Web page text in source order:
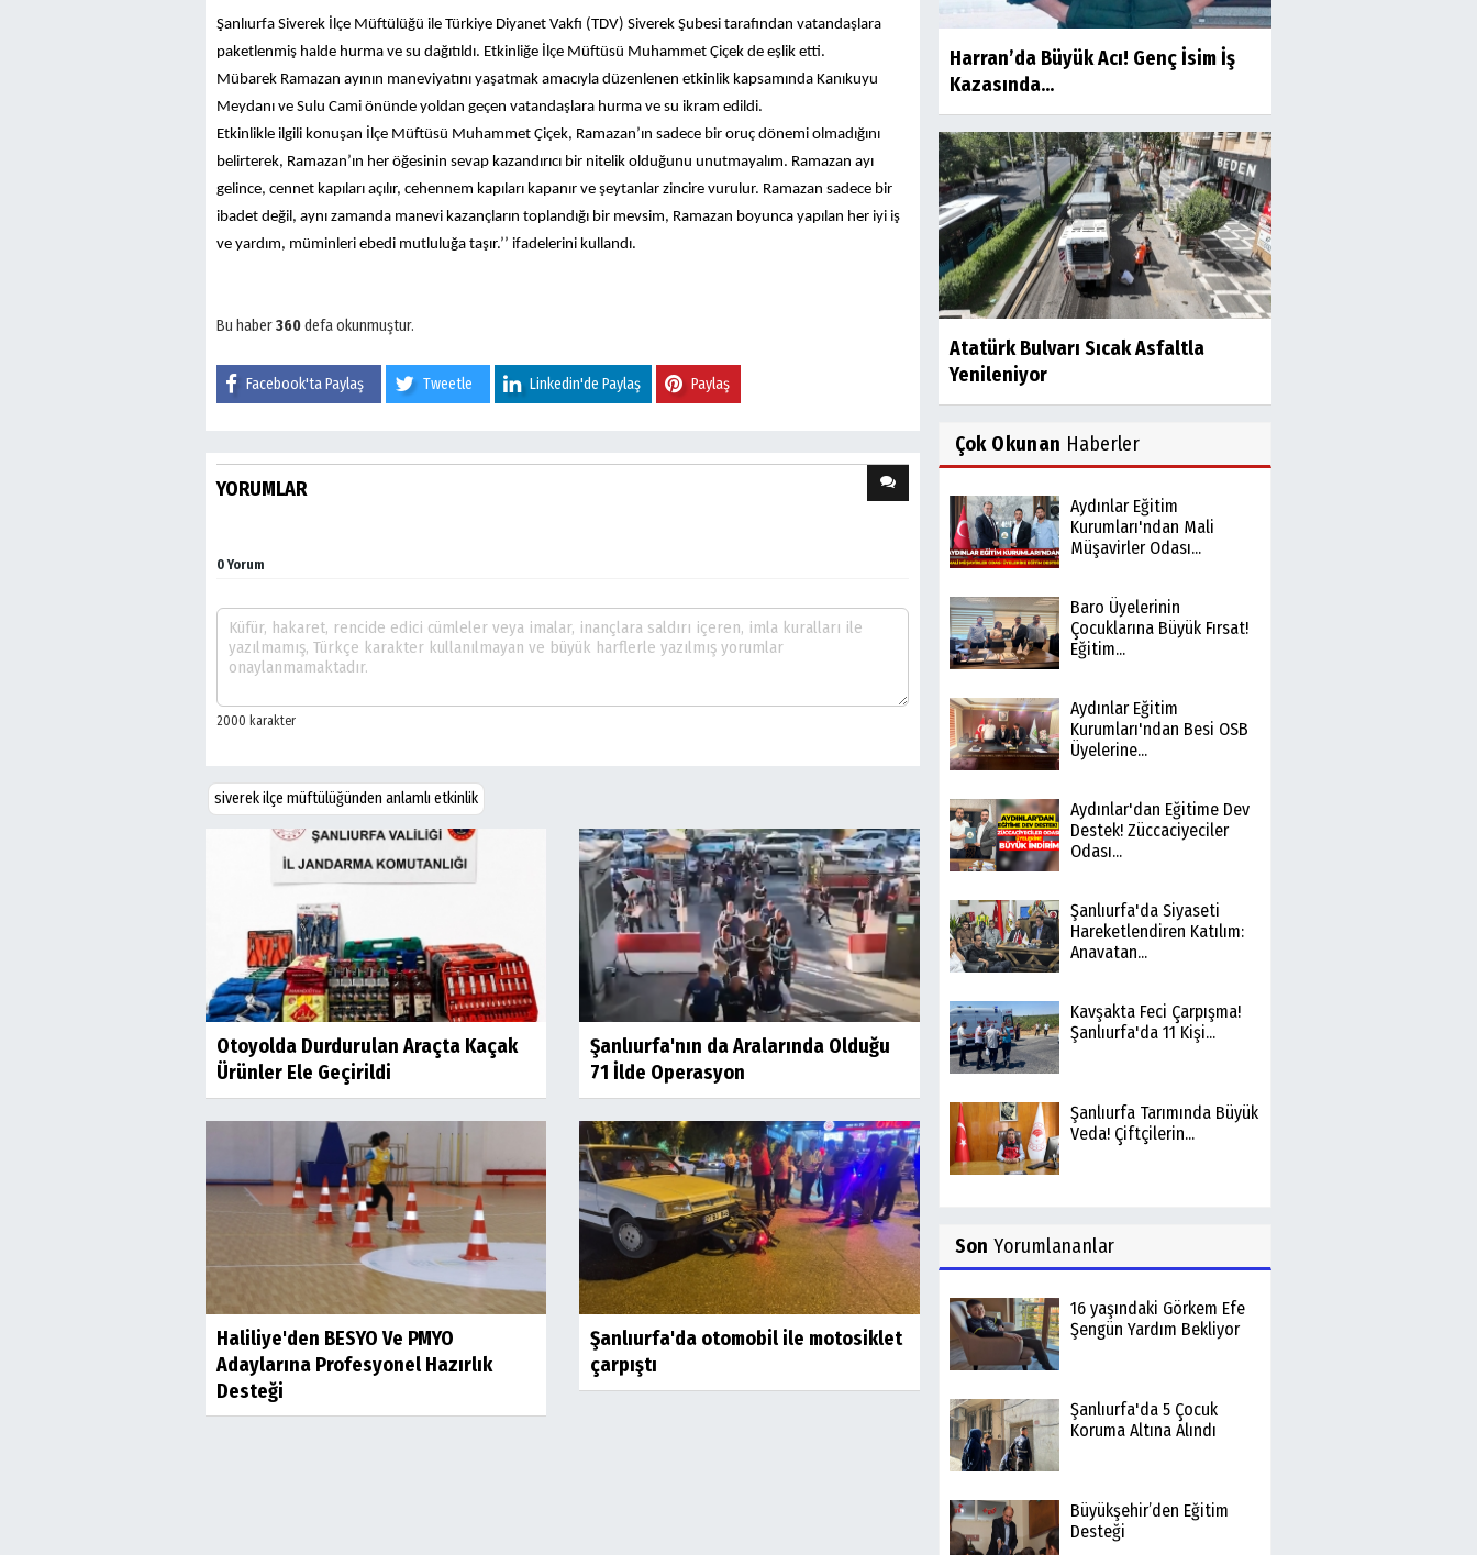
Şanlıurfa Siverek İlçe Müftülüğü ile Türkiye Diyanet Vakfı (TDV) Siverek Şubesi tarafından vatandaşlara
paketlenmiş halde hurma ve su dağıtıldı. Etkinliğe İlçe Müftüsü Muhammet Çiçek de eşlik etti.
Mübarek Ramazan ayının maneviyatını yaşatmak amacıyla düzenlenen etkinlik kapsamında Kanıkuyu
Meydanı ve Sulu Cami önünde yoldan geçen vatandaşlara hurma ve su ikram edildi.
Etkinlikle ilgili konuşan İlçe Müftüsü Muhammet Çiçek, Ramazan’ın sadece bir oruç dönemi olmadığını
belirterek, Ramazan’ın her öğesinin sevap kazandırıcı bir nitelik olduğunu unutmayalım. Ramazan ayı
gelince, cennet kapıları açılır, cehennem kapıları kapanır ve şeytanlar zincire vurulur. Ramazan sadece bir
ibadet değil, aynı zamanda manevi kazançların toplandığı bir mevsim, Ramazan boyunca yapılan her iyi iş
ve yardım, müminleri ebedi mutluluğa taşır.’’ ifadelerini kullandı.
Bu haber360defa okunmuştur.
Facebook'ta Paylaş Tweetle Linkedin'de Paylaş Paylaş
YORUMLAR
0 Yorum
siverek ilçe müftülüğünden anlamlı etkinlik
Otoyolda Durdurulan Araçta Kaçak
Ürünler Ele Geçirildi
Şanlıurfa'nın da Aralarında Olduğu
71 İlde Operasyon
Haliliye'den BESYO Ve PMYO
Adaylarına Profesyonel Hazırlık
Desteği
Şanlıurfa'da otomobil ile motosiklet
çarpıştı
Harran’da Büyük Acı! Genç İsim İş
Kazasında...
Atatürk Bulvarı Sıcak Asfaltla
Yenileniyor
Çok Okunan Haberler
Aydınlar Eğitim
Kurumları'ndan Mali
Müşavirler Odası...
Baro Üyelerinin
Çocuklarına Büyük Fırsat!
Eğitim...
Aydınlar Eğitim
Kurumları'ndan Besi OSB
Üyelerine...
Aydınlar'dan Eğitime Dev
Destek! Züccaciyeciler
Odası...
Şanlıurfa'da Siyaseti
Hareketlendiren Katılım:
Anavatan...
Kavşakta Feci Çarpışma!
Şanlıurfa'da 11 Kişi...
Şanlıurfa Tarımında Büyük
Veda! Çiftçilerin...
Son Yorumlananlar
16 yaşındaki Görkem Efe
Şengün Yardım Bekliyor
Şanlıurfa'da 5 Çocuk
Koruma Altına Alındı
Büyükşehir’den Eğitim
Desteği